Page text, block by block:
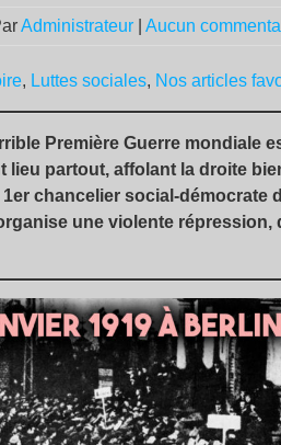
Administrateur Aucun
, Luttes sociales, Nos articles
Première Guerre mondiale
lieu partout, affolant la droite
chancelier social-démocrate
une violente